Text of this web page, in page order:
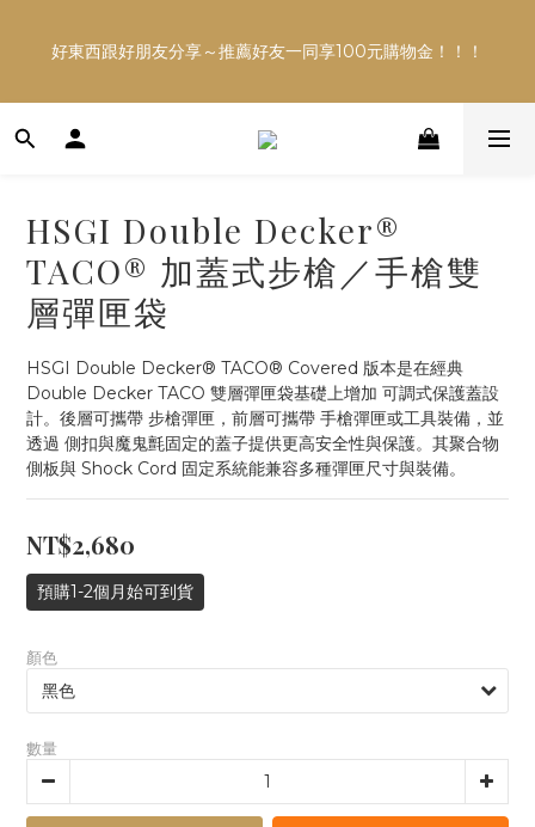
認現貨數量，以避免空等。
好東西跟好朋友分享～推薦好友一同享100元購物金！！！
多平台銷售，商品資訊及數量恐不即時，購買前可與小編確
HSGI Double Decker®
TACO® 加蓋式步槍／手槍雙
層彈匣袋
HSGI Double Decker® TACO® Covered 版本是在經典
Double Decker TACO 雙層彈匣袋基礎上增加 可調式保護蓋設
計。後層可攜帶 步槍彈匣，前層可攜帶 手槍彈匣或工具裝備，並
透過 側扣與魔鬼氈固定的蓋子提供更高安全性與保護。其聚合物
側板與 Shock Cord 固定系統能兼容多種彈匣尺寸與裝備。
NT$2,680
預購1-2個月始可到貨
顏色
數量